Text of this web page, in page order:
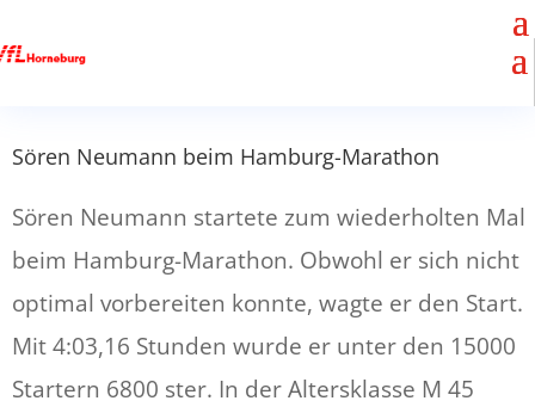
Sören Neumann beim Hamburg-Marathon
Sören Neumann startete zum wiederholten Mal
beim Hamburg-Marathon. Obwohl er sich nicht
optimal vorbereiten konnte, wagte er den Start.
Mit 4:03,16 Stunden wurde er unter den 15000
Startern 6800 ster. In der Altersklasse M 45